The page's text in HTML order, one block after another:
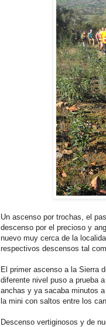
Un ascenso por trochas, el
descenso por el precioso y
nuevo muy cerca de la
respectivos descensos tal
El primer ascenso a la Sierra
diferente nivel puso a prueba
anchas y ya sacaba minutos
la mini con saltos entre los
Descenso vertiginosos y de